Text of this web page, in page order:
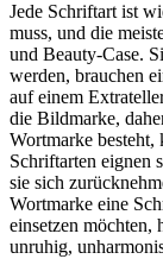
Jede Schriftart ist
muss, und die
und Beauty-Case.
werden, brauchen
auf einem
die Bildmarke,
Wortmarke besteht,
Schriftarten eignen
sie sich
Wortmarke eine
einsetzen
unruhig,